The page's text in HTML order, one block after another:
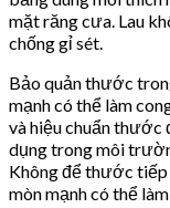
mặt răng cưa. Lau
chống gỉ sét.
Bảo quản thước
mạnh có thể làm
và hiệu chuẩn thước
dụng trong môi
Không để thước tiếp
mòn mạnh có thể